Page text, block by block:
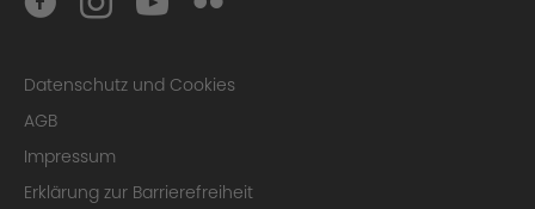
Manufacture
Datenschutz und Cookies
AGB
Impressum
Erklärung zur Barrierefreiheit